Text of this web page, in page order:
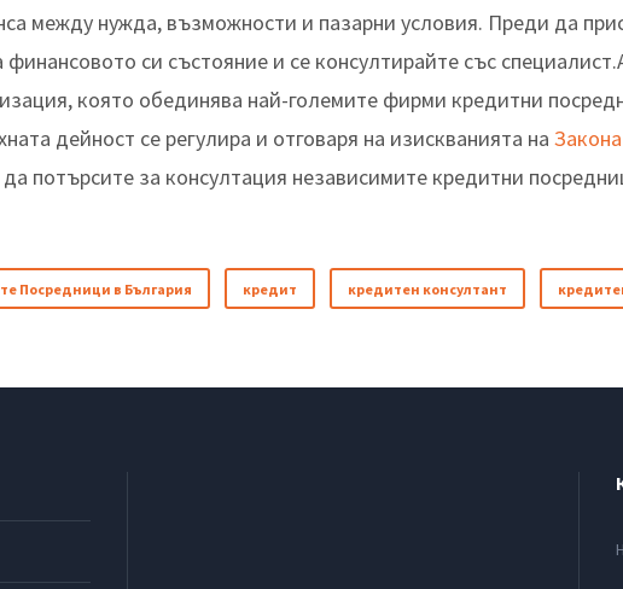
между нужда, възможности и пазарни условия. Преди да
си състояние и се консултирайте със
която обединява най-големите фирми кредитни
дейност се регулира и отговаря на изискванията на
потърсите за консултация независимите кредитни
Посредници в България кредит кредитен консултант